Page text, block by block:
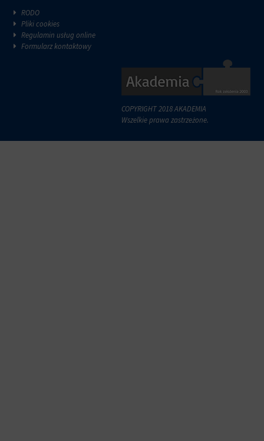
RODO
Pliki cookies
Regulamin usług online
Formularz kontaktowy
COPYRIGHT 2018 AKADEMIA
Wszelkie prawa zastrzeżone.